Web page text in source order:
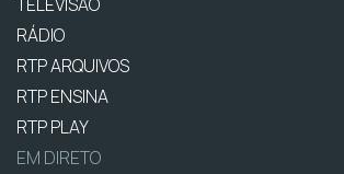
RÁDIO
RTP ARQUIVOS
RTP ENSINA
RTP PLAY
EM DIRETO